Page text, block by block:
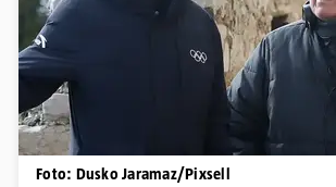
Foto: Dusko Jaramaz/Pixsell